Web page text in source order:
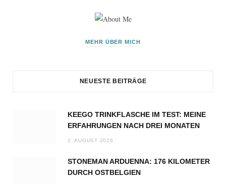
MEHR ÜBER MICH
NEUESTE BEITRÄGE
KEEGO TRINKFLASCHE IM TEST: MEINE
ERFAHRUNGEN NACH DREI MONATEN
2. AUGUST 2026
STONEMAN ARDUENNA: 176 KILOMETER
DURCH OSTBELGIEN